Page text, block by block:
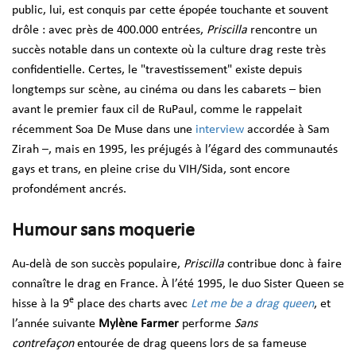
public, lui, est conquis par cette épopée touchante et souvent
drôle : avec près de 400.000 entrées, Priscilla rencontre un
succès notable dans un contexte où la culture drag reste très
confidentielle. Certes, le "travestissement" existe depuis
longtemps sur scène, au cinéma ou dans les cabarets – bien
avant le premier faux cil de RuPaul, comme le rappelait
récemment Soa De Muse dans une interview accordée à Sam
Zirah –, mais en 1995, les préjugés à l’égard des communautés
gays et trans, en pleine crise du VIH/Sida, sont encore
profondément ancrés.
Humour sans moquerie
Au-delà de son succès populaire, Priscilla contribue donc à faire
connaître le drag en France. À l’été 1995, le duo Sister Queen se
hisse à la 9e place des charts avec Let me be a drag queen, et
l’année suivante Mylène Farmer performe Sans
contrefaçon entourée de drag queens lors de sa fameuse